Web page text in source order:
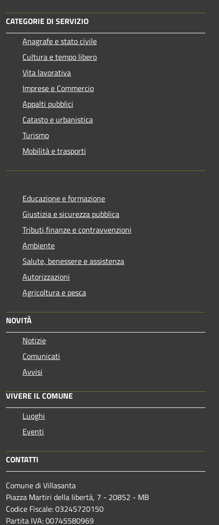
CATEGORIE DI SERVIZIO
Anagrafe e stato civile
Cultura e tempo libero
Vita lavorativa
Imprese e Commercio
Appalti pubblici
Catasto e urbanistica
Turismo
Mobilità e trasporti
Educazione e formazione
Giustizia e sicurezza pubblica
Tributi,finanze e contravvenzioni
Ambiente
Salute, benessere e assistenza
Autorizzazioni
Agricoltura e pesca
NOVITÀ
Notizie
Comunicati
Avvisi
VIVERE IL COMUNE
Luoghi
Eventi
CONTATTI
Comune di Villasanta
Piazza Martiri della libertà, 7 - 20852 - MB
Codice Fiscale: 03245720150
Partita IVA: 00745580969